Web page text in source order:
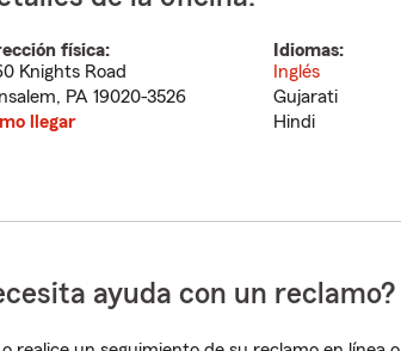
física:
Knights Road
, PA 19020-3526
llegar
Idiomas:
Inglés
Gujarati
Hindi
ayuda con un reclamo?